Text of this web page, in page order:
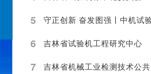
5
6 吉林省试验机工程研究中心
7 吉林省机械工业检测技术公